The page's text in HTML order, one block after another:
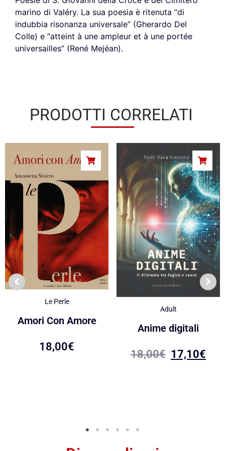
marino di Valéry. La sua poesia è ritenuta “di
indubbia risonanza universale” (Gherardo Del
Colle) e “atteint à une ampleur et à une portée
universailles” (René Mejéan).
PRODOTTI CORRELATI
Le Perle
Amori Con Amore
18,00€
Adult
Anime digitali
18,00€ 17,10€